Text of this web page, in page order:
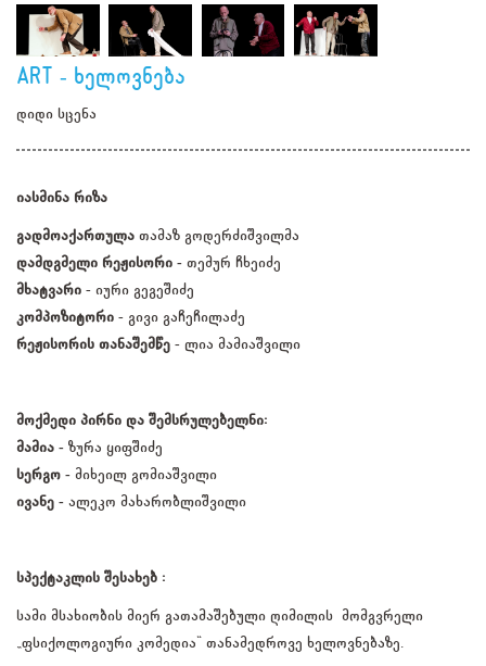
ART - ხელოვნება
დიდი სცენა
იასმინა რიზა
გადმოაქართულა თამაზ გოდერძიშვილმა
დამდგმელი რეჟისორი - თემურ ჩხეიძე
მხატვარი - იური გეგეშიძე
კომპოზიტორი - გივი გაჩეჩილაძე
რეჟისორის თანაშემწე - ლია მამიაშვილი
მოქმედი პირნი და შემსრულებელნი:
მამია - ზურა ყიფშიძე
სერგო - მიხეილ გომიაშვილი
ივანე - ალეკო მახარობლიშვილი
სპექტაკლის შესახებ :
სამი მსახიობის მიერ გათამაშებული ღიმილის მომგვრელი
„ფსიქოლოგიური კომედია“ თანამედროვე ხელოვნებაზე.